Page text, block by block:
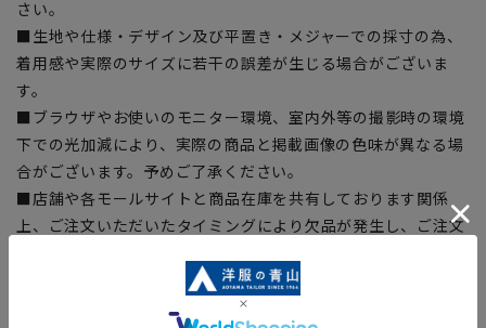
さい。
■生地や仕様・デザイン及び平置き・メジャーでの採寸の為、
着用感や実際のサイズに若干の誤差が生じる場合がございま
す。
■ブラウザやお使いのモニター環境、室内外等の撮影時の環境
下での光加減により、実際の商品と掲載画像の色味が異なる場
合がございます。予めご了承ください。
■店舗や各モールサイトと商品在庫を共有しております関係
上、ご注文いただいたタイミングにより欠品が発生し、ご注文
急ぎ発送のご注文につきましても、ご注文のタイミングによっ
てはお急ぎ発送サービスを選択できない場合がございます。)